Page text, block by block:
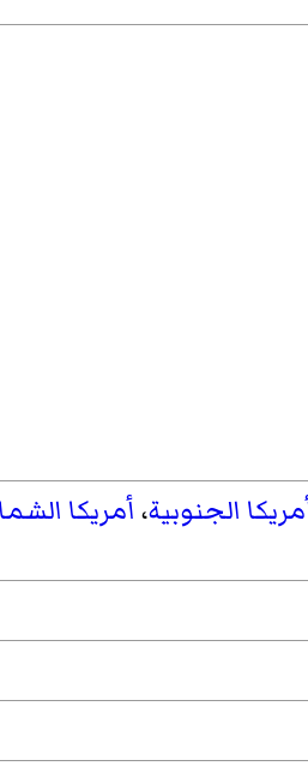
الجنوبية، أمريكا